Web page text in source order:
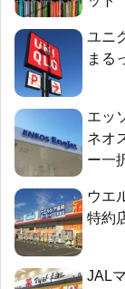
ユニ
まる
エッ
ネオ
ー一
ウエ
特約
JAL